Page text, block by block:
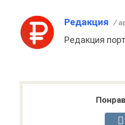
Редакция /
Редакция